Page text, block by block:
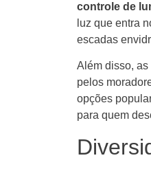
controle de
luz que entra
escadas
Além disso,
pelos
opções
para quem